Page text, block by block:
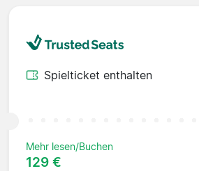
Spielticket enthalten
Mehr lesen/Buchen
129 €